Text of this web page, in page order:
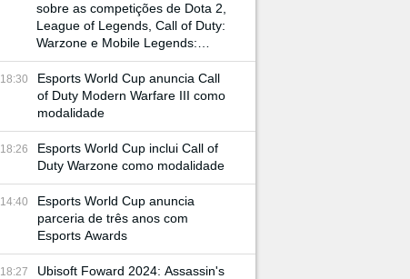
sobre as competições de Dota 2,
League of Legends, Call of Duty:
Warzone e Mobile Legends:
Bang Bang
18:30
Esports World Cup anuncia Call
of Duty Modern Warfare III como
modalidade
18:26
Esports World Cup inclui Call of
Duty Warzone como modalidade
14:40
Esports World Cup anuncia
parceria de três anos com
Esports Awards
18:27
Ubisoft Foward 2024: Assassin's